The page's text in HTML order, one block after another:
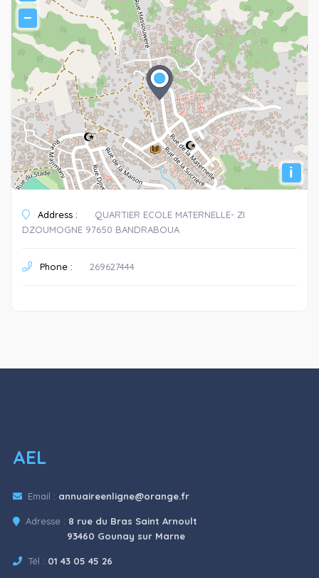
−
i
Address :
QUARTIER ECOLE MATERNELLE- ZI
DZOUMOGNE 97650 BANDRABOUA
Phone : 269627444
AEL
Email : annuaireenligne@orange.fr
Adresse : 8 rue du Bras Saint Arnoult
93460 Gounay sur Marne
Tél : 01 43 05 45 26